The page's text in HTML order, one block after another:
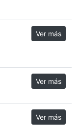
Ver más
Ver más
Ver más